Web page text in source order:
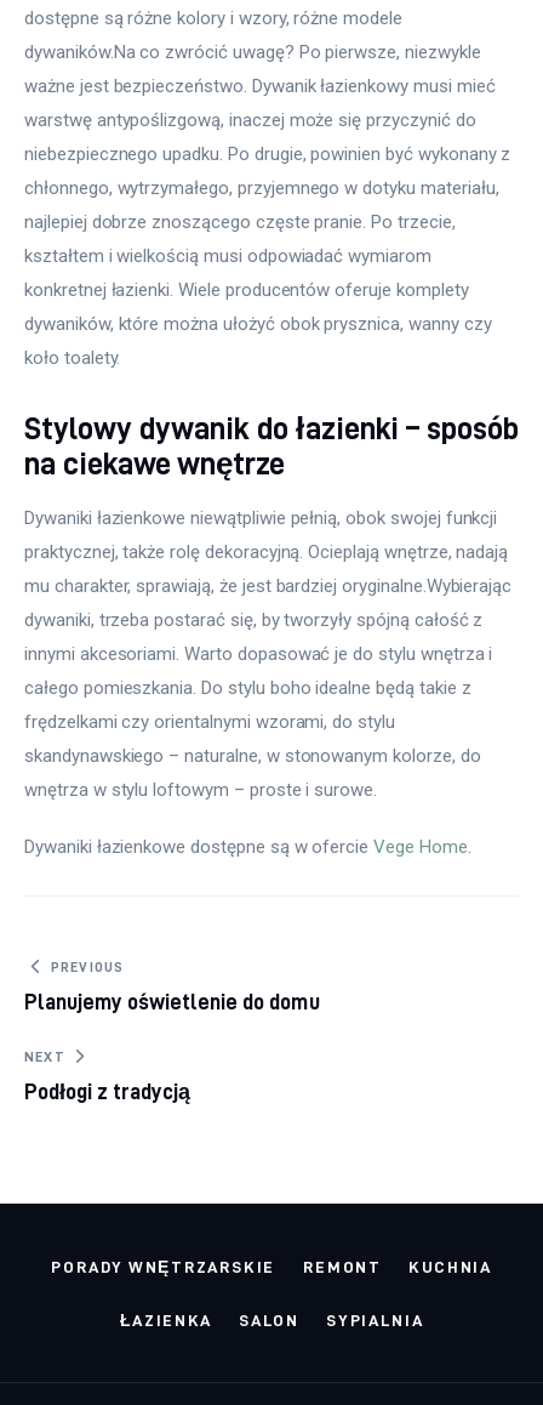
dostępne są różne kolory i wzory, różne modele
dywaników.Na co zwrócić uwagę? Po pierwsze, niezwykle
ważne jest bezpieczeństwo. Dywanik łazienkowy musi mieć
warstwę antypoślizgową, inaczej może się przyczynić do
niebezpiecznego upadku. Po drugie, powinien być wykonany z
chłonnego, wytrzymałego, przyjemnego w dotyku materiału,
najlepiej dobrze znoszącego częste pranie. Po trzecie,
kształtem i wielkością musi odpowiadać wymiarom
konkretnej łazienki. Wiele producentów oferuje komplety
dywaników, które można ułożyć obok prysznica, wanny czy
koło toalety.
Stylowy dywanik do łazienki – sposób
na ciekawe wnętrze
Dywaniki łazienkowe niewątpliwie pełnią, obok swojej funkcji
praktycznej, także rolę dekoracyjną. Ocieplają wnętrze, nadają
mu charakter, sprawiają, że jest bardziej oryginalne.Wybierając
dywaniki, trzeba postarać się, by tworzyły spójną całość z
innymi akcesoriami. Warto dopasować je do stylu wnętrza i
całego pomieszkania. Do stylu boho idealne będą takie z
frędzelkami czy orientalnymi wzorami, do stylu
skandynawskiego – naturalne, w stonowanym kolorze, do
wnętrza w stylu loftowym – proste i surowe.
Dywaniki łazienkowe dostępne są w ofercie Vege Home.
Nawigacja wpisu
PREVIOUS
Planujemy oświetlenie do domu
NEXT
Podłogi z tradycją
PORADY WNĘTRZARSKIE REMONT KUCHNIA
ŁAZIENKA SALON SYPIALNIA